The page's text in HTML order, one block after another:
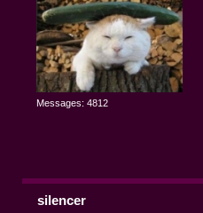
Messages: 4812
silencer